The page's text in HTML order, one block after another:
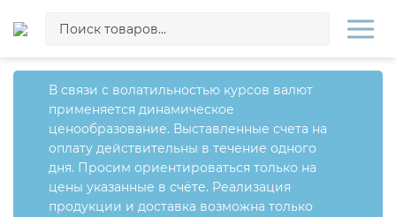
В связи с волатильностью курсов валют
применяется динамическое
ценообразование. Выставленные счета на
оплату действительны в течение одного
дня. Просим ориентироваться только на
цены указанные в счёте. Реализация
продукции и доставка возможна только